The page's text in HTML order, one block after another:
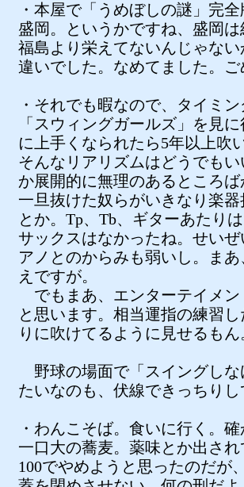
・本屋で「うめぼしの謎」完
盛岡。というかですね、盛岡
福島より栄えてないんじゃな
違いでした。なめてました。ご
・それでも暇なので、タイミ
「スウィングガールズ」を見
に上手くなられたら5年以上吹
そんなリアリズムはどうでも
か展開的に無理のあるところ
一旦抜けた奴らがいきなり楽
とか。Tp、Tb、ギターあたり
サックスはなかったね。せい
アノとのからみも弱いし。ま
えですが。
でもまあ、エンターテイメン
と思います。相当運指の練習
りに吹けてるように見せるもん
野球の場面で「スイングしな
たいなのも、伏線できっちり
・わんこそば。食いに行く。
一口大の蕎麦。薬味とか出さ
100でやめようと思ったのだが